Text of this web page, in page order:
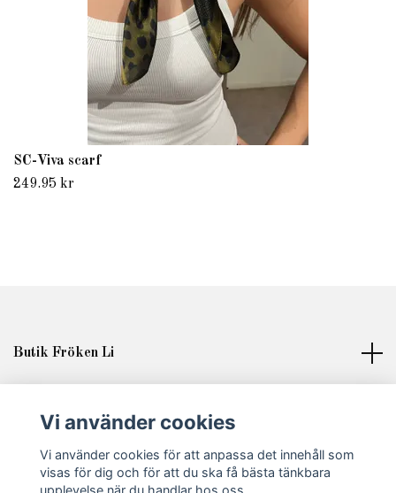
SC-Viva scarf
249.95 kr
Butik Fröken Li
Sociala medier
Vi använder cookies
Vi använder cookies för att anpassa det innehåll som
visas för dig och för att du ska få bästa tänkbara
upplevelse när du handlar hos oss.